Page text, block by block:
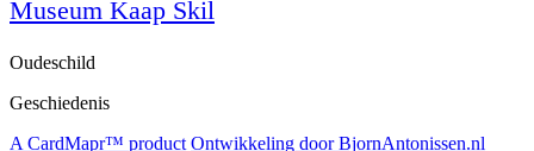
Museum Kaap Skil